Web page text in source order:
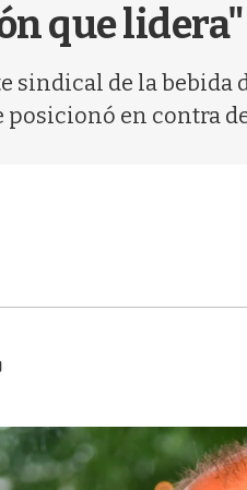
que lidera"
de la bebida
posicionó en contra